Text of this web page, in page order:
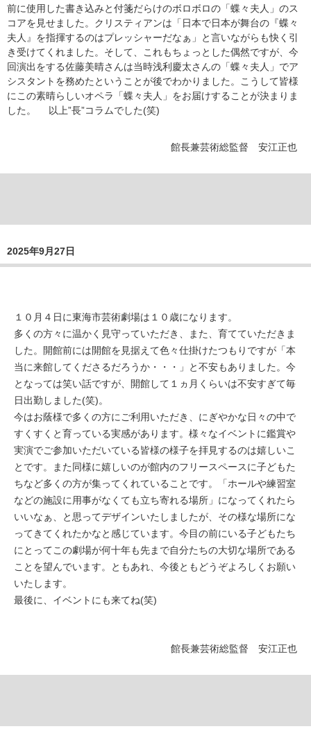
前に使用した書き込みと付箋だらけのボロボロの「蝶々夫人」のス
コアを見せました。クリスティアンは「日本で日本が舞台の『蝶々
夫人』を指揮するのはプレッシャーだなぁ」と言いながらも快く引
き受けてくれました。そして、これもちょっとした偶然ですが、今
回演出をする佐藤美晴さんは当時浅利慶太さんの「蝶々夫人」でア
シスタントを務めたということが後でわかりました。こうして皆様
にこの素晴らしいオペラ「蝶々夫人」をお届けすることが決まりま
した。 以上”長”コラムでした(笑)
館長兼芸術総監督 安江正也
2025年9月27日
１０月４日に東海市芸術劇場は１０歳になります。
多くの方々に温かく見守っていただき、また、育てていただきま
した。開館前には開館を見据えて色々仕掛けたつもりですが「本
当に来館してくださるだろうか・・・」と不安もありました。今
となっては笑い話ですが、開館して１ヵ月くらいは不安すぎて毎
日出勤しました(笑)。
今はお蔭様で多くの方にご利用いただき、にぎやかな日々の中で
すくすくと育っている実感があります。様々なイベントに鑑賞や
実演でご参加いただいている皆様の様子を拝見するのは嬉しいこ
とです。また同様に嬉しいのが館内のフリースペースに子どもた
ちなど多くの方が集ってくれていることです。「ホールや練習室
などの施設に用事がなくても立ち寄れる場所」になってくれたら
いいなぁ、と思ってデザインいたしましたが、その様な場所にな
ってきてくれたかなと感じています。今目の前にいる子どもたち
にとってこの劇場が何十年も先まで自分たちの大切な場所である
ことを望んでいます。ともあれ、今後ともどうぞよろしくお願い
いたします。
最後に、イベントにも来てね(笑)
館長兼芸術総監督 安江正也